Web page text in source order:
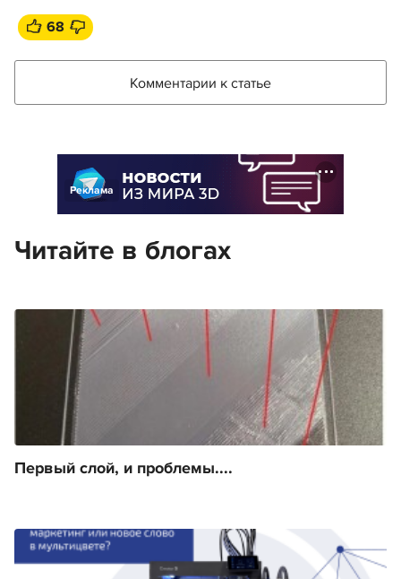
68
Комментарии к статье
Реклама
Читайте в блогах
Первый слой, и проблемы....